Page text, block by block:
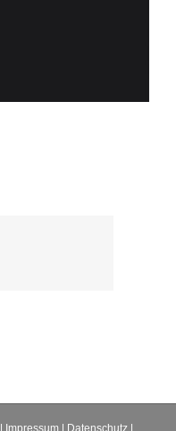
Impressum Datenschutz